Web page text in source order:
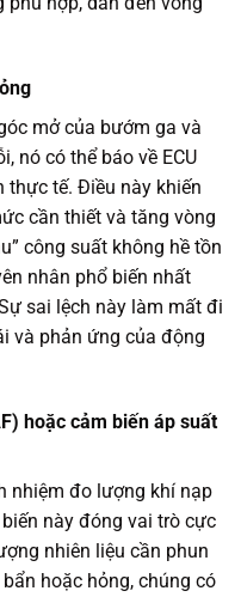
mở của bướm ga và
nó có thể báo về ECU
thực tế. Điều này khiến
cần thiết và tăng vòng
công suất không hề tồn
nhân phổ biến nhất
sai lệch này làm mất đi
và phản ứng của động
hoặc cảm biến áp suất
nhiệm đo lượng khí nạp
này đóng vai trò cực
nhiên liệu cần phun
hoặc hỏng, chúng có